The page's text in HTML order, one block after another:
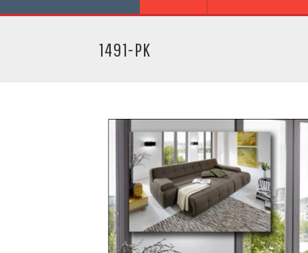
1491-PK